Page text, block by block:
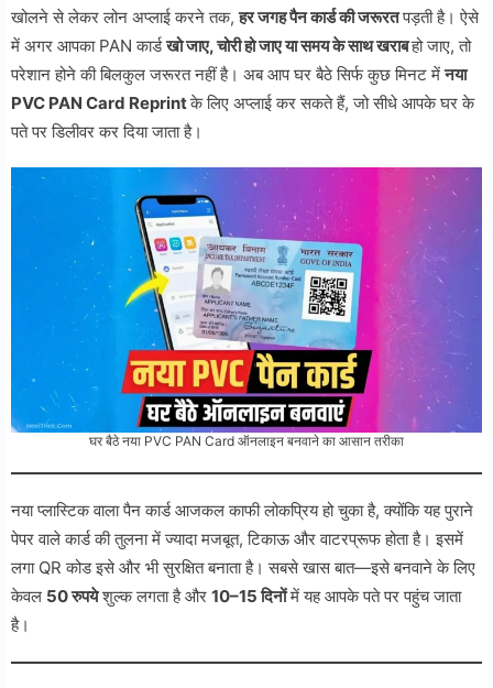
खोलने से लेकर लोन अप्लाई करने तक,हर जगह पैन कार्ड की जरूरतपड़ती है। ऐसे
में अगर आपका PAN कार्डखो जाए, चोरी हो जाए या समय के साथ खराबहो जाए, तो
परेशान होने की बिलकुल जरूरत नहीं है। अब आप घर बैठे सिर्फ कुछ मिनट मेंनया
PVC PAN Card Reprintके लिए अप्लाई कर सकते हैं, जो सीधे आपके घर के
पते पर डिलीवर कर दिया जाता है।
घर बैठे नया PVC PAN Card ऑनलाइन बनवाने का आसान तरीका
नया प्लास्टिक वाला पैन कार्ड आजकल काफी लोकप्रिय हो चुका है, क्योंकि यह पुराने
पेपर वाले कार्ड की तुलना में ज्यादा मजबूत, टिकाऊ और वाटरप्रूफ होता है। इसमें
लगा QR कोड इसे और भी सुरक्षित बनाता है। सबसे खास बात—इसे बनवाने के लिए
केवल 50 रुपयेशुल्क लगता है और 10–15 दिनोंमें यह आपके पते पर पहुंच जाता
है।